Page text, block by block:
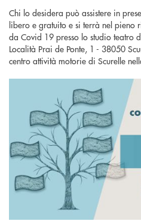
Chi lo desidera può assistere in
libero e gratuito e si terrà nel pieno
da Covid 19 presso lo studio teatro
Località Prai de Ponte, 1 - 38050
centro attività motorie di Scurelle